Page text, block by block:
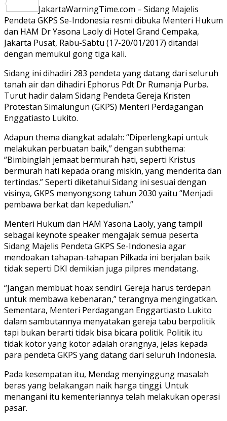
Share
JakartaWarningTime.com – Sidang Majelis
Pendeta GKPS Se-Indonesia resmi dibuka Menteri Hukum
dan HAM Dr Yasona Laoly di Hotel Grand Cempaka,
Jakarta Pusat, Rabu-Sabtu (17-20/01/2017) ditandai
dengan memukul gong tiga kali.
Sidang ini dihadiri 283 pendeta yang datang dari seluruh
tanah air dan dihadiri Ephorus Pdt Dr Rumanja Purba.
Turut hadir dalam Sidang Pendeta Gereja Kristen
Protestan Simalungun (GKPS) Menteri Perdagangan
Enggatiasto Lukito.
Adapun thema diangkat adalah: “Diperlengkapi untuk
melakukan perbuatan baik,” dengan subthema:
“Bimbinglah jemaat bermurah hati, seperti Kristus
bermurah hati kepada orang miskin, yang menderita dan
tertindas.” Seperti diketahui Sidang ini sesuai dengan
visinya, GKPS menyongsong tahun 2030 yaitu “Menjadi
pembawa berkat dan kepedulian.”
Menteri Hukum dan HAM Yasona Laoly, yang tampil
sebagai keynote speaker mengajak semua peserta
Sidang Majelis Pendeta GKPS Se-Indonesia agar
mendoakan tahapan-tahapan Pilkada ini berjalan baik
tidak seperti DKI demikian juga pilpres mendatang.
“Jangan membuat hoax sendiri. Gereja harus terdepan
untuk membawa kebenaran,” terangnya mengingatkan.
Sementara, Menteri Perdagangan Enggartiasto Lukito
dalam sambutannya menyatakan gereja tabu berpolitik
tapi bukan berarti tidak bisa bicara politik. Politik itu
tidak kotor yang kotor adalah orangnya, jelas kepada
para pendeta GKPS yang datang dari seluruh Indonesia.
Pada kesempatan itu, Mendag menyinggung masalah
beras yang belakangan naik harga tinggi. Untuk
menangani itu kementeriannya telah melakukan operasi
pasar.